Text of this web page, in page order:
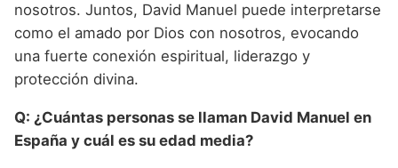
nosotros. Juntos, David Manuel puede interpretarse
como el amado por Dios con nosotros, evocando
una fuerte conexión espiritual, liderazgo y
protección divina.
Q: ¿Cuántas personas se llaman David Manuel en
España y cuál es su edad media?